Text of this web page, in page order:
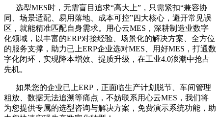
选型MES时，无需盲目追求“高大上”，只需紧扣“兼容协
同、场景适配、易用落地、成本可控”四大核心，避开常见误
区，就能精准匹配自身需求。用心云MES，深耕制造业数字
化领域，以丰富的ERP对接经验、场景化的解决方案、全方位
的服务支撑，助力已上ERP企业选对MES、用好MES，打通数
字化闭环，实现降本增效、提质升级，在工业4.0浪潮中抢占
先机。
如果您的企业已上ERP，正面临生产计划脱节、车间管理
粗放、数据无法追溯等痛点，不妨联系用心云MES，我们将
为您提供专属的选型咨询与解决方案，免费演示系统功能，助